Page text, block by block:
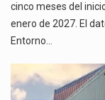
cinco meses del
enero de 2027. El
Entorno…